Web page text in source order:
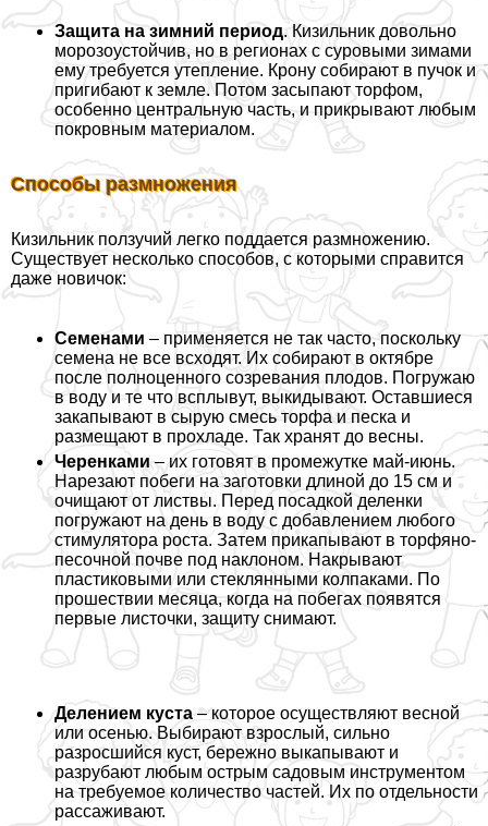
Защита на зимний период. Кизильник довольно
морозоустойчив, но в регионах с суровыми зимами
ему требуется утепление. Крону собирают в пучок и
пригибают к земле. Потом засыпают торфом,
особенно центральную часть, и прикрывают любым
покровным материалом.
Способы размножения
Кизильник ползучий легко поддается размножению.
Существует несколько способов, с которыми справится
даже новичок:
Семенами – применяется не так часто, поскольку
семена не все всходят. Их собирают в октябре
после полноценного созревания плодов. Погружаю
в воду и те что всплывут, выкидывают. Оставшиеся
закапывают в сырую смесь торфа и песка и
размещают в прохладе. Так хранят до весны.
Черенками – их готовят в промежутке май-июнь.
Нарезают побеги на заготовки длиной до 15 см и
очищают от листвы. Перед посадкой деленки
погружают на день в воду с добавлением любого
стимулятора роста. Затем прикапывают в торфяно-
песочной почве под наклоном. Накрывают
пластиковыми или стеклянными колпаками. По
прошествии месяца, когда на побегах появятся
первые листочки, защиту снимают.
Делением куста – которое осуществляют весной
или осенью. Выбирают взрослый, сильно
разросшийся куст, бережно выкапывают и
разрубают любым острым садовым инструментом
на требуемое количество частей. Их по отдельности
рассаживают.